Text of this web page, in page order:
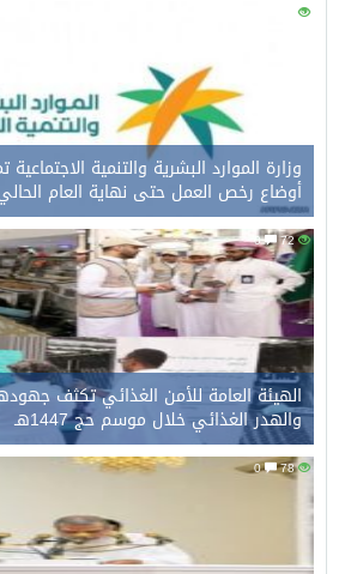
90
وزارة الموارد البشرية والتنمية
أوضاع رخص العمل حتى نهاية العام
72
0
الهيئة العامة للأمن الغذائي تكثف
والهدر الغذائي خلال موسم حج 1447هـ
78
0